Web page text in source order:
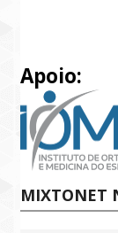
Apoio:
MIXTONET